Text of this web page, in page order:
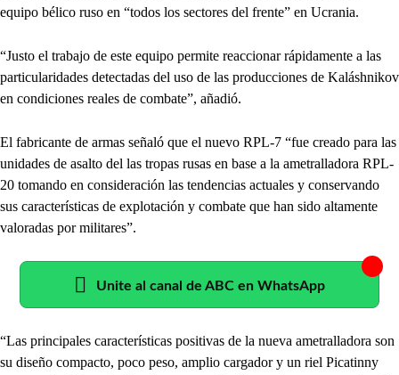
equipo bélico ruso en “todos los sectores del frente” en Ucrania.
“Justo el trabajo de este equipo permite reaccionar rápidamente a las
particularidades detectadas del uso de las producciones de Kaláshnikov
en condiciones reales de combate”, añadió.
El fabricante de armas señaló que el nuevo RPL-7 “fue creado para las
unidades de asalto del las tropas rusas en base a la ametralladora RPL-
20 tomando en consideración las tendencias actuales y conservando
sus características de explotación y combate que han sido altamente
valoradas por militares”.
Unite al canal de ABC en WhatsApp
“Las principales características positivas de la nueva ametralladora son
su diseño compacto, poco peso, amplio cargador y un riel Picatinny